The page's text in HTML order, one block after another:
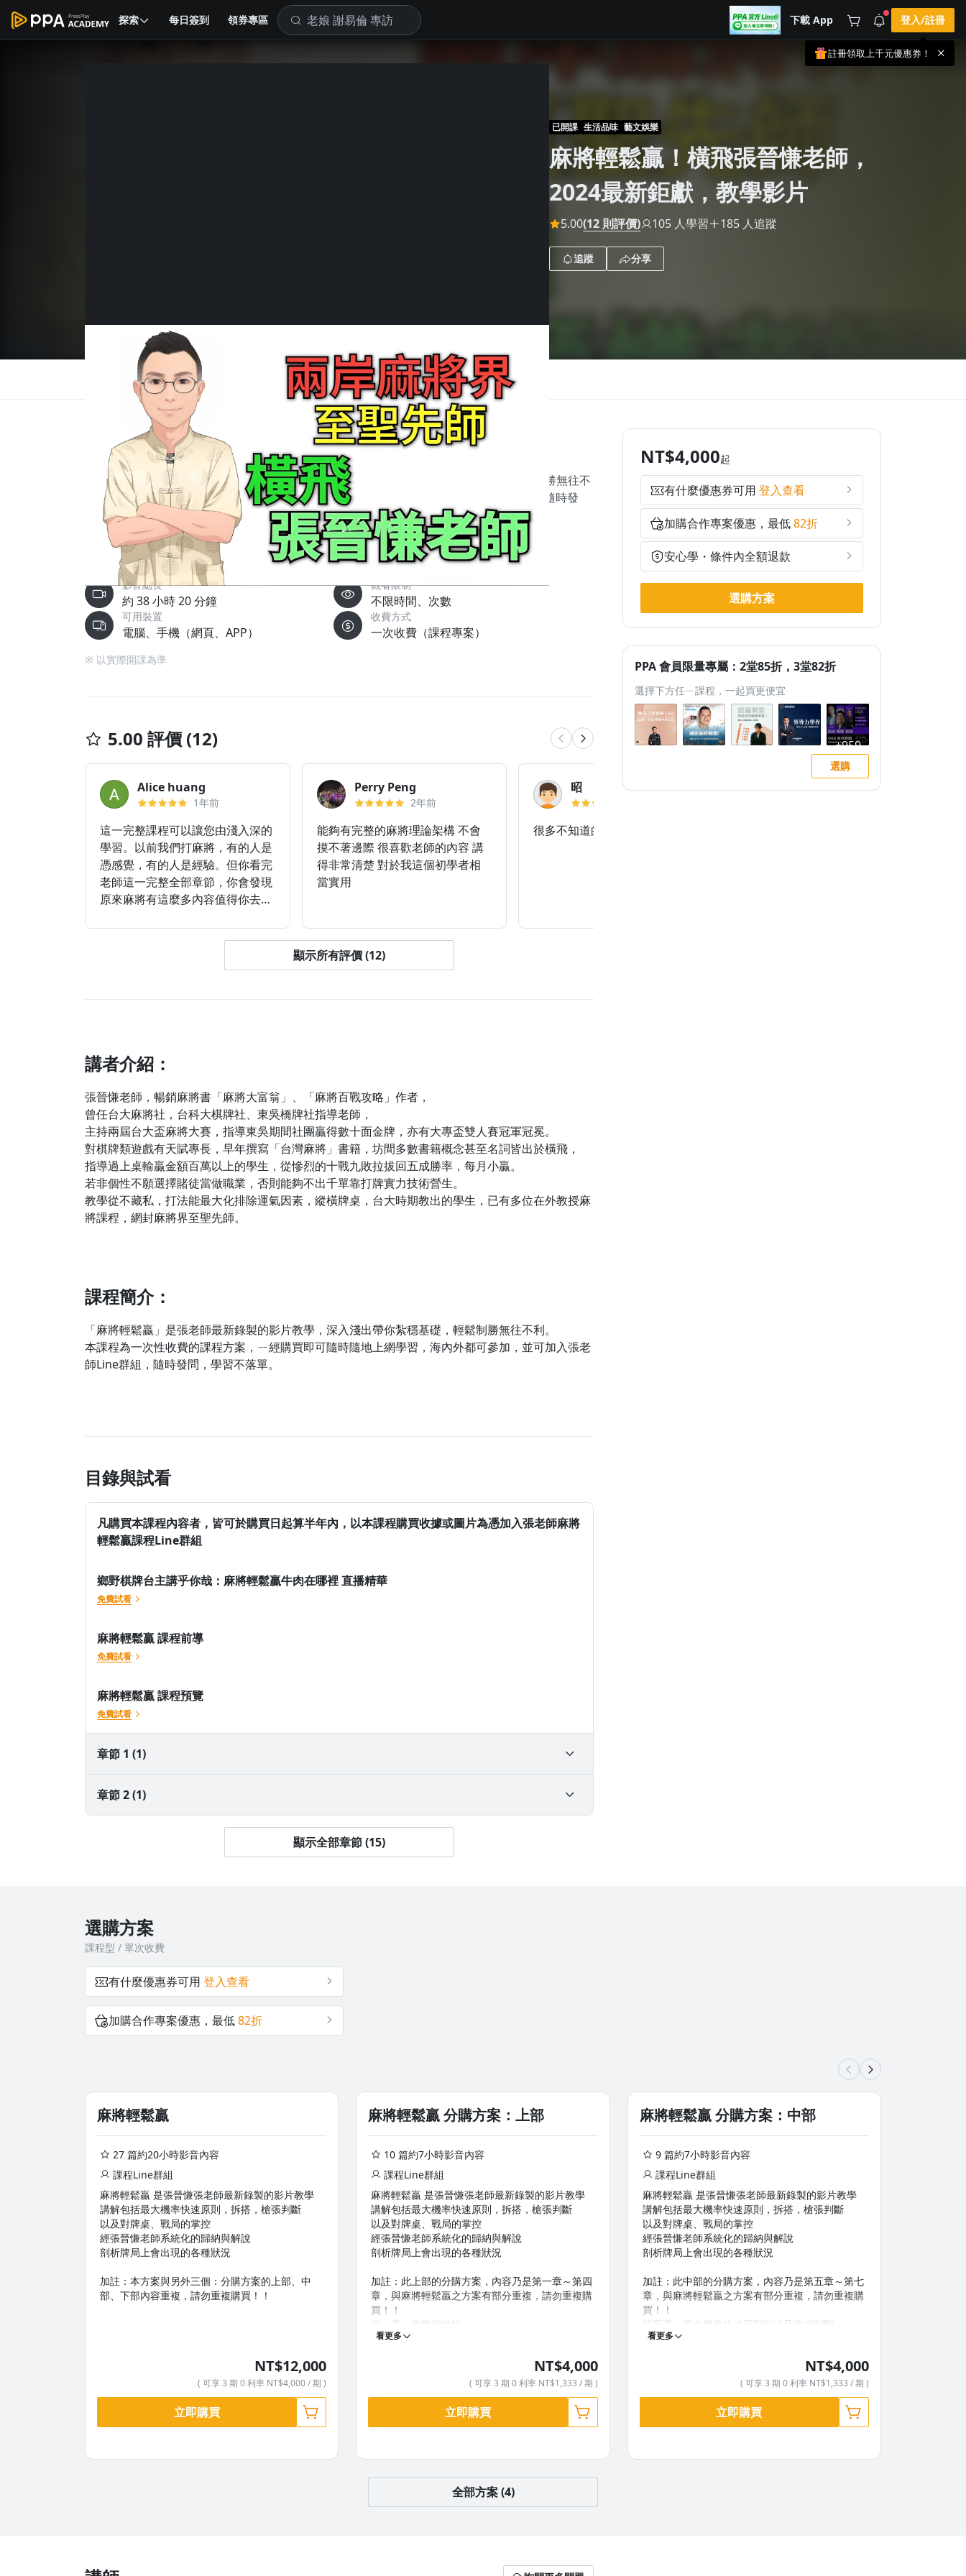
探索 每日簽到 領券專區 下載 App
NT$2,500 現折 NT$300◾活動期間：即
日起 - 8/13（只有一週）-📣 酷暑季好康
\ 再加碼 /→ 點數回饋無上限🔥購買任一
課程 or 訂閱✅ 消費即享回饋 1% 點數
✅ 滿 $5,000 回饋 2% 點數🎁 此為 PPA
官方帳號 Line@ 專屬活動，加入好友👉
播」！
查看全部
登入/註冊
註冊領取上千元優惠券！
已開課 生活品味 藝文娛樂
麻將輕鬆贏！橫飛張晉慊老師，
2024最新鉅獻，教學影片
5.00(12 則評價) 105 人學習 185 人追蹤
追蹤 分享
評價 (12) 介紹 選購方案 講師 常見問題 問與答
NT$4,000起
有什麼優惠券可用 登入查看
加購合作專案優惠，最低82折
安心學・條件內全額退款
選購方案
PPA 會員限量專屬：2堂85折，3堂82折
選擇下方任ㄧ課程，一起買更便宜
選購
課程總覽
課程簡介：「麻將輕鬆贏」是張老師最新錄製的影片教學，深入淺出帶你紮穩基礎，輕鬆制勝無往不
利。本課程ㄧ次註冊即可隨時隨地上網學習，海內外都可參加，並可加入張老師Line群組，隨時發
問，學習不落單。
學習重點
麻將
學習教材
教學影片28部
影音總長
約 38 小時 20 分鐘
觀看限制
不限時間、次數
可用裝置
電腦、手機（網頁、APP）
收費方式
一次收費（課程專案）
※ 以實際開課為準
5.00 評價 (12)
Alice huang
1年前
這一完整課程可以讓您由淺入深的
學習。以前我們打麻將，有的人是
憑感覺，有的人是經驗。但你看完
老師這一完整全部章節，你會發現
原來麻將有這麼多內容值得你去探
可思議的地方，不是你會算機率就
時，怎麼做來扭轉，我深深的體會
CP值超高的課程。 我現在跟朋友
消遣時，有時會再回來看一次，看
一下我哪裡沒試老師說的方法，有
空開車也會聽一下，學費早就回來
了！
Perry Peng
2年前
能夠有完整的麻將理論架構 不會
摸不著邊際 很喜歡老師的內容 講
得非常清楚 對於我這個初學者相
當實用
昭
很多不知道的細節節很有收穫
Ho Ernest
顯示所有評價 (12)
講者介紹：
張晉慊老師，暢銷麻將書「麻將大富翁」、「麻將百戰攻略」作者，
曾任台大麻將社，台科大棋牌社、東吳橋牌社指導老師，
主持兩屆台大盃麻將大賽，指導東吳期間社團贏得數十面金牌，亦有大專盃雙人賽冠軍冠冕。
對棋牌類遊戲有天賦專長，早年撰寫「台灣麻將」書籍，坊間多數書籍概念甚至名詞皆出於橫飛，
指導過上桌輸贏金額百萬以上的學生，從慘烈的十戰九敗拉拔回五成勝率，每月小贏。
若非個性不願選擇賭徒當做職業，否則能夠不出千單靠打牌實力技術營生。
教學從不藏私，打法能最大化排除運氣因素，縱橫牌桌，台大時期教出的學生，已有多位在外教授麻
將課程，網封麻將界至聖先師。
課程簡介：
「麻將輕鬆贏」是張老師最新錄製的影片教學，深入淺出帶你紮穩基礎，輕鬆制勝無往不利。
本課程為一次性收費的課程方案，ㄧ經購買即可隨時隨地上網學習，海內外都可參加，並可加入張老
師Line群組，隨時發問，學習不落單。
目錄與試看
凡購買本課程內容者，皆可於購買日起算半年內，以本課程購買收據或圖片為憑加入張老師麻將
輕鬆贏課程Line群組
鄉野棋牌台主講乎你哉：麻將輕鬆贏牛肉在哪裡 直播精華
免費試看
麻將輕鬆贏 課程前導
免費試看
麻將輕鬆贏 課程預覽
免費試看
章節 1 (1)
1-1數牌的特性
章節 2 (1)
顯示全部章節 (15)
選購方案
課程型 / 單次收費
有什麼優惠券可用 登入查看
加購合作專案優惠，最低82折
麻將輕鬆贏
27 篇約20小時影音內容
課程Line群組
麻將輕鬆贏 是張晉慊張老師最新錄製的影片教學
講解包括最大機率快速原則，拆搭，槍張判斷
以及對牌桌、戰局的掌控
經張晉慊老師系統化的歸納與解說
剖析牌局上會出現的各種狀況
加註：本方案與另外三個：分購方案的上部、中
部、下部內容重複，請勿重複購買！！
NT$12,000
( 可享 3 期 0 利率 NT$4,000 / 期 )
立即購買
麻將輕鬆贏 分購方案：上部
10 篇約7小時影音內容
課程Line群組
麻將輕鬆贏 是張晉慊張老師最新錄製的影片教學
講解包括最大機率快速原則，拆搭，槍張判斷
以及對牌桌、戰局的掌控
經張晉慊老師系統化的歸納與解說
剖析牌局上會出現的各種狀況
加註：此上部的分購方案，內容乃是第一章～第四
章，與麻將輕鬆贏之方案有部分重複，請勿重複購
買！！
第一章．數牌的特性
第二章．戰局規劃
看更多
NT$4,000
( 可享 3 期 0 利率 NT$1,333 / 期 )
立即購買
麻將輕鬆贏 分購方案：中部
9 篇約7小時影音內容
課程Line群組
麻將輕鬆贏 是張晉慊張老師最新錄製的影片教學
講解包括最大機率快速原則，拆搭，槍張判斷
以及對牌桌、戰局的掌控
經張晉慊老師系統化的歸納與解說
剖析牌局上會出現的各種狀況
加註：此中部的分購方案，內容乃是第五章～第七
章，與麻將輕鬆贏之方案有部分重複，請勿重複購
買！！
第五章．最大機率快速原則打法及進程判斷
第六章．慢速打法
看更多
NT$4,000
( 可享 3 期 0 利率 NT$1,333 / 期 )
立即購買
全部方案 (4)